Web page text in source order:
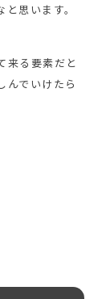
思います。
来る要素だと
んでいけたら